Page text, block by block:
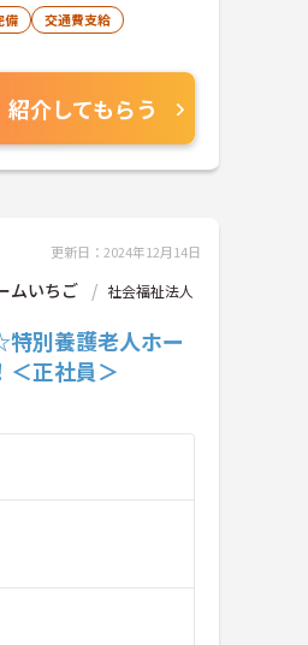
備
交通費支給
紹介してもらう
更新日：2024年12月14日
ムいちご
社会福祉法人
特別養護老人ホー
＜正社員＞